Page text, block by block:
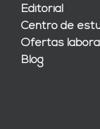
Editorial
Centro de
Ofertas
Blog